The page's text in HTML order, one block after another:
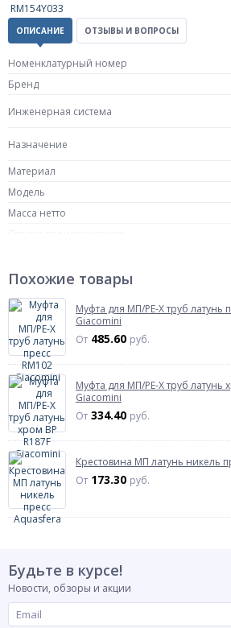
ОПИСАНИЕ ОТЗЫВЫ И ВОПРОСЫ
Номенклатурный номер
Бренд
Инженерная система
Назначение
Материал
Модель
Масса нетто
Страна происхождения
Диаметр, мм
Переход на диаметр, мм
Диаметр резьбы
Артикул
Среда рабочая
Профиль пресс инструмента
Профиль пресс инструмента
Профиль пресс клещей для монтажа пресс
фитингов
Похожие товары
Муфта для МП/PE-X труб латунь
Giacomini
От 485.60 руб.
Муфта для МП/PE-X труб латунь
Giacomini
От 334.40 руб.
Крестовина МП латунь никель
От 173.30 руб.
Будьте в курсе!
Новости, обзоры и акции